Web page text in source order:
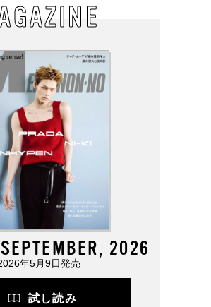
2026
年5月9日発売
試し読み